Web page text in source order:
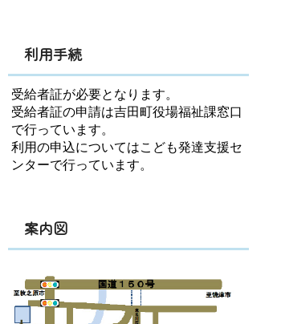
利用手続
受給者証が必要となります。
受給者証の申請は吉田町役場福祉課窓口
で行っています。
利用の申込についてはこども発達支援セ
ンターで行っています。
案内図